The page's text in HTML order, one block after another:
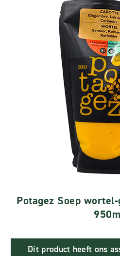
Potagez Soep
Dit product heeft ons